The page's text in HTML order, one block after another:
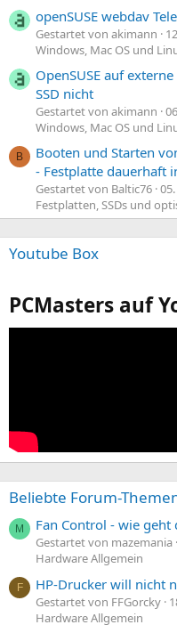
openSUSE webdav
Gestartet von akimann
Windows, Mac OS und
OpenSUSE auf
SSD nicht
Gestartet von akimann
Windows, Mac OS und
B
Booten und Starten
- Festplatte dauerhaft
Gestartet von Baltic76
Festplatten, SSDs und
Youtube Box
PCMasters auf
Beliebte Forum-
M Fan Control - wie geht
Gestartet von mazemania
Hardware Allgemein
F HP-Drucker will nicht
Gestartet von FFGorcky
Hardware Allgemein